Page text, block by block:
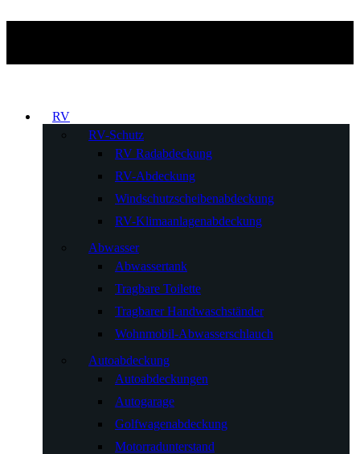
RV
RV-Schutz
RV Radabdeckung
RV-Abdeckung
Windschutzscheibenabdeckung
RV-Klimaanlagenabdeckung
Abwasser
Abwassertank
Tragbare Toilette
Tragbarer Handwaschständer
Wohnmobil-Abwasserschlauch
Autoabdeckung
Autoabdeckungen
Autogarage
Golfwagenabdeckung
Motorradunterstand